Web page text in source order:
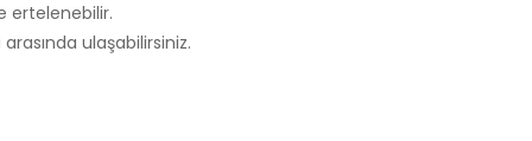
ertelenebilir.
ulaşabilirsiniz.